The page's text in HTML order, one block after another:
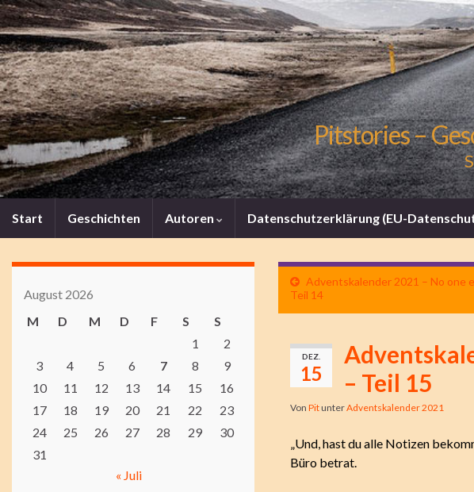
Pitstories –
Start Geschichten Autoren Datenschutzerklärung (EU-
Adventskalender 2021 – No one
Teil 14
DEZ.
15
– Teil 15
Von PitunterAdventskalender 2021
„Und, hast du alle Notizen
Büro betrat.
August 2026
M
D M D F S
S
1
2
3
4 5 6 7 8
9
10
11 12 13 14 15
16
17
18 19 20 21 22
23
24
25 26 27 28 29
30
31
« Juli